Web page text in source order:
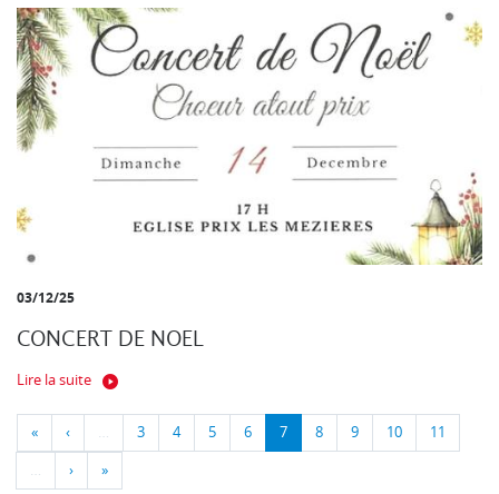
03/12/25
CONCERT DE NOEL
Lire la suite
« ‹ … 3 4 5 6 7 8 9 10 11
… › »